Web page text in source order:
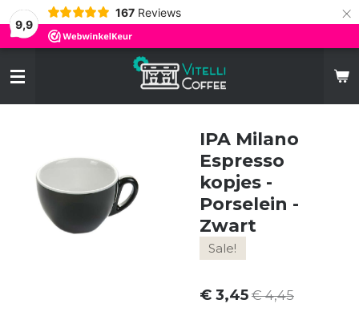
9,9
167 Reviews ×
IPA Milano
Espresso
kopjes -
Porselein -
Zwart
Sale!
€ 3,45 € 4,45